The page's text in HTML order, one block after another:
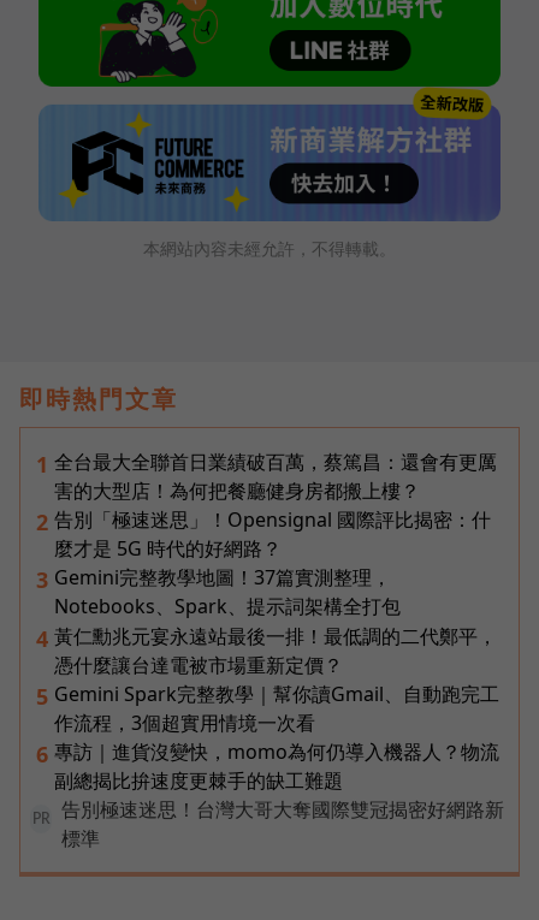
本網站內容未經允許，不得轉載。
即時熱門文章
1 全台最大全聯首日業績破百萬，蔡篤昌：還會有更厲
害的大型店！為何把餐廳健身房都搬上樓？
2 告別「極速迷思」！Opensignal 國際評比揭密：什
麼才是 5G 時代的好網路？
3 Gemini完整教學地圖！37篇實測整理，
Notebooks、Spark、提示詞架構全打包
4 黃仁勳兆元宴永遠站最後一排！最低調的二代鄭平，
憑什麼讓台達電被市場重新定價？
5 Gemini Spark完整教學｜幫你讀Gmail、自動跑完工
作流程，3個超實用情境一次看
6 專訪｜進貨沒變快，momo為何仍導入機器人？物流
副總揭比拚速度更棘手的缺工難題
PR
告別極速迷思！台灣大哥大奪國際雙冠揭密好網路新
標準